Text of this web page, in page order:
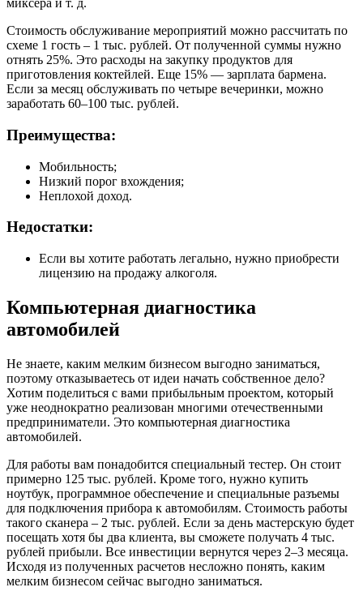
миксера и т. д.
Стоимость обслуживание мероприятий можно рассчитать по
схеме 1 гость – 1 тыс. рублей. От полученной суммы нужно
отнять 25%. Это расходы на закупку продуктов для
приготовления коктейлей. Еще 15% — зарплата бармена.
Если за месяц обслуживать по четыре вечеринки, можно
заработать 60–100 тыс. рублей.
Преимущества:
Мобильность;
Низкий порог вхождения;
Неплохой доход.
Недостатки:
Если вы хотите работать легально, нужно приобрести
лицензию на продажу алкоголя.
Компьютерная диагностика
автомобилей
Не знаете, каким мелким бизнесом выгодно заниматься,
поэтому отказываетесь от идеи начать собственное дело?
Хотим поделиться с вами прибыльным проектом, который
уже неоднократно реализован многими отечественными
предприниматели. Это компьютерная диагностика
автомобилей.
Для работы вам понадобится специальный тестер. Он стоит
примерно 125 тыс. рублей. Кроме того, нужно купить
ноутбук, программное обеспечение и специальные разъемы
для подключения прибора к автомобилям. Стоимость работы
такого сканера – 2 тыс. рублей. Если за день мастерскую будет
посещать хотя бы два клиента, вы сможете получать 4 тыс.
рублей прибыли. Все инвестиции вернутся через 2–3 месяца.
Исходя из полученных расчетов несложно понять, каким
мелким бизнесом сейчас выгодно заниматься.